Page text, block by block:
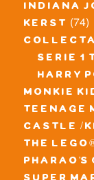
indiana
kerst (74)
serie 1
harry
monkie
teenage
castle /
the
pharao's